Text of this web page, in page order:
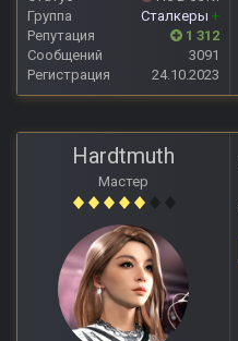
Группа
Сталкеры +
Репутация
1 312
Сообщений
3091
Регистрация
24.10.2023
Hardtmuth
Мастер